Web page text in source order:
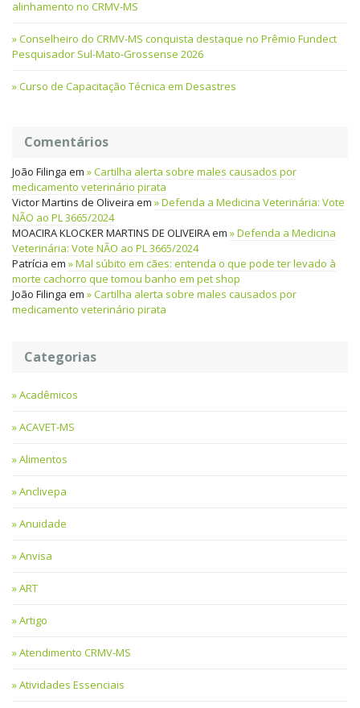
alinhamento no CRMV-MS
Conselheiro do CRMV-MS conquista destaque no Prêmio Fundect
Pesquisador Sul-Mato-Grossense 2026
Curso de Capacitação Técnica em Desastres
Comentários
João Filinga em
Cartilha alerta sobre males causados por
medicamento veterinário pirata
Victor Martins de Oliveira em
Defenda a Medicina Veterinária: Vote
NÃO ao PL 3665/2024
MOACIRA KLOCKER MARTINS DE OLIVEIRAem
Defenda a Medicina
Veterinária: Vote NÃO ao PL 3665/2024
Patrícia em
Mal súbito em cães: entenda o que pode ter levado à
morte cachorro que tomou banho em pet shop
João Filinga em
Cartilha alerta sobre males causados por
medicamento veterinário pirata
Categorias
Acadêmicos
ACAVET-MS
Alimentos
Anclivepa
Anuidade
Anvisa
ART
Artigo
Atendimento CRMV-MS
Atividades Essenciais